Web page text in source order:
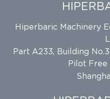
Hiperbaric Machinery
Part A233, Building
Pilot Free